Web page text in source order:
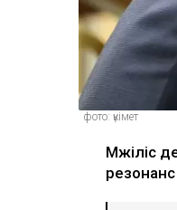
фото: үкімет
Мәжіліс